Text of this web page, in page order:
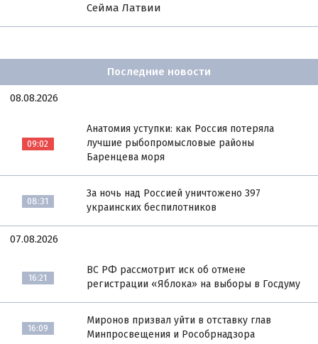
Сейма Латвии
Последние новости
08.08.2026
09:02
Анатомия уступки: как Россия потеряла
лучшие рыбопромысловые районы
Баренцева моря
08:31
За ночь над Россией уничтожено 397
украинских беспилотников
07.08.2026
16:21
ВС РФ рассмотрит иск об отмене
регистрации «Яблока» на выборы в Госдуму
16:09
Миронов призвал уйти в отставку глав
Минпросвещения и Рособрнадзора